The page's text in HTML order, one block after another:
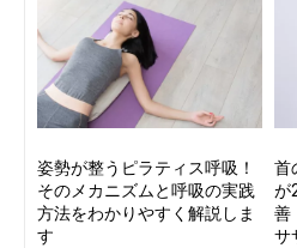
姿勢が整うピラティス呼吸！
そのメカニズムと呼吸の実践
方法をわかりやすく解説しま
す
首
が
善
サ